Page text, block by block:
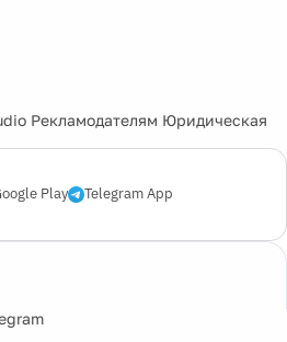
Рекламодателям Юридическая
Play Telegram App